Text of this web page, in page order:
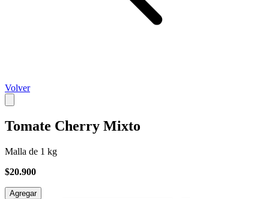
Volver
Tomate Cherry Mixto
Malla de 1 kg
$20.900
Agregar